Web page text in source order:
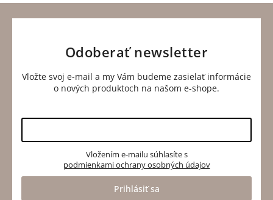
Odoberať newsletter
Vložte svoj e-mail a my Vám budeme zasielať informácie
o nových produktoch na našom e-shope.
Vložením e-mailu súhlasíte s
podmienkami ochrany osobných údajov
Prihlásiť sa